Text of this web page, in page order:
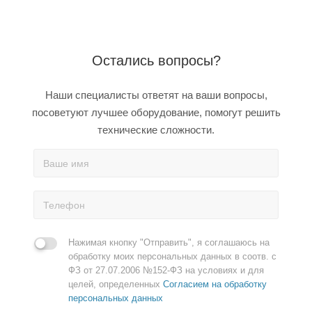
Остались вопросы?
Наши специалисты ответят на ваши вопросы,
посоветуют лучшее оборудование, помогут решить
технические сложности.
Нажимая кнопку "Отправить", я соглашаюсь на
обработку моих персональных данных в соотв. с
ФЗ от 27.07.2006 №152-ФЗ на условиях и для
целей, определенных Согласием на обработку
персональных данных